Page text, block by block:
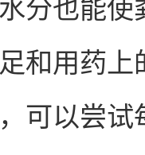
分也能
和用药
可以尝